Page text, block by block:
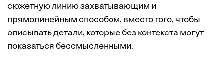
сюжетную линию захватывающим и
прямолинейным способом, вместо того, чтобы
описывать детали, которые без контекста могут
показаться бессмысленными.